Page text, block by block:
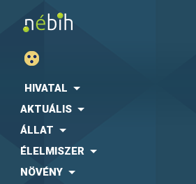
HIVATAL
AKTUÁLIS
ÁLLAT
ÉLELMISZER
NÖVÉNY